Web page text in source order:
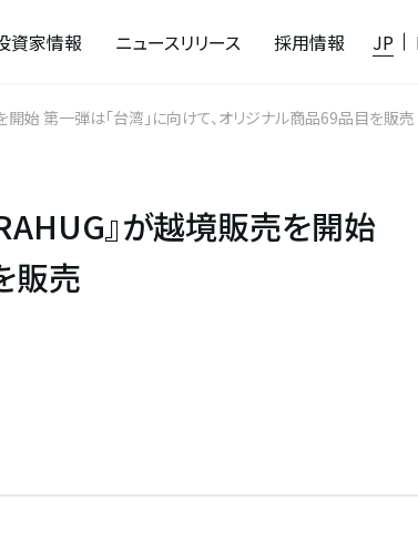
JP
資家情報 ニュースリリース 採用情報
開始 第一弾は「台湾」に向けて、オリジナル商品69品目を
』が越境販売を開始
販売